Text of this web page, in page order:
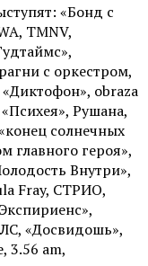
«Бонд с
TMNV,
с оркестром,
obraza
Рушана,
солнечных
главного героя»,
Внутри»,
Fray, СТРИО,
«Досвидошь»,
3.56 am,